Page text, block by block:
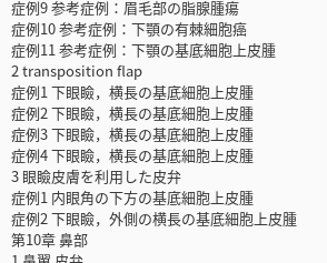
症例9 参考症例：眉毛部の脂腺腫瘍
症例10 参考症例：下顎の有棘細胞癌
症例11 参考症例：下顎の基底細胞上皮腫
2 transposition flap
症例1 下眼瞼，横長の基底細胞上皮腫
症例2 下眼瞼，横長の基底細胞上皮腫
症例3 下眼瞼，横長の基底細胞上皮腫
症例4 下眼瞼，横長の基底細胞上皮腫
3 眼瞼皮膚を利用した皮弁
症例1 内眼角の下方の基底細胞上皮腫
症例2 下眼瞼，外側の横長の基底細胞上皮腫
第10章 鼻部